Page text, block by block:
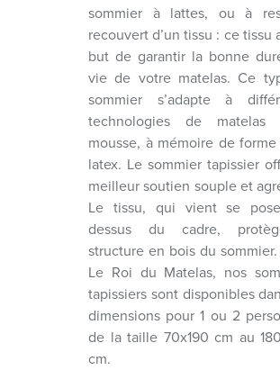
sommier à lattes, ou à
recouvert d’un tissu : ce tissu
but de garantir la bonne
vie de votre matelas. Ce
sommier s’adapte à
technologies de
mousse, à mémoire de
latex. Le sommier tapissier
meilleur soutien souple et
Le tissu, qui vient se
dessus du cadre,
structure en bois du
Le Roi du Matelas, nos
tapissiers sont disponibles
dimensions pour 1 ou 2
de la taille 70x190 cm au
cm.